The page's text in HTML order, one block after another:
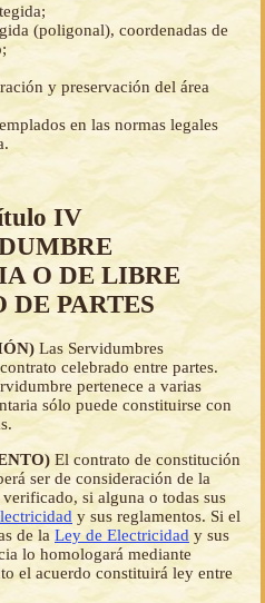
(poligonal), coordenadas de
y preservación del área
en las normas legales
IV
O DE LIBRE
DE PARTES
Las Servidumbres
celebrado entre partes.
pertenece a varias
sólo puede constituirse con
El contrato de constitución
ser de consideración de la
si alguna o todas sus
y sus reglamentos. Si el
de la Ley de Electricidad y sus
lo homologará mediante
el acuerdo constituirá ley entre